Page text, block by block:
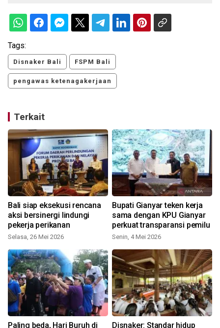
Tags:
Disnaker Bali FSPM Bali
pengawas ketenagakerjaan
Terkait
Bali siap eksekusi rencana
aksi bersinergi lindungi
pekerja perikanan
Selasa, 26 Mei 2026
Bupati Gianyar teken kerja
sama dengan KPU Gianyar
perkuat transparansi pemilu
Senin, 4 Mei 2026
Paling beda, Hari Buruh di
Disnaker: Standar hidup